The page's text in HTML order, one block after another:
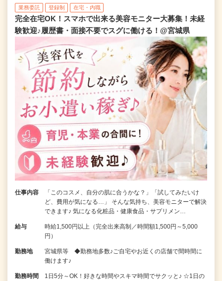
業務委託 登録制 在宅・内職
完全在宅OK！スマホで出来る美容モニター大募集！未経
験歓迎♪履歴書・面接不要でスグに働ける！@宮城県
仕事内容
「このコスメ、自分の肌に合うかな？」「試してみたいけ
ど、費用が気になる…」 そんな気持ち、美容モニターで解決
できます♪ 気になる化粧品・健康食品・サプリメン…
給与
時給1,500円以上（完全出来高制／時間額1,500円～5,000
円）
勤務地
宮城県等 ◆勤務地多数♪ご自宅やお近くの店舗で間時間に
働けます♪
勤務時間
1日5分～OK！好きな時間やスキマ時間でサクッと♪ ☆1日の